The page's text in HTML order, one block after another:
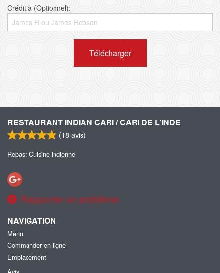
Crédit à (Optionnel):
Télécharger
RESTAURANT INDIAN CARI / CARI DE L'INDE
(18avis)
Repas: Cuisine indienne
Rapporter un problème
NAVIGATION
Menu
Commander en ligne
Emplacement